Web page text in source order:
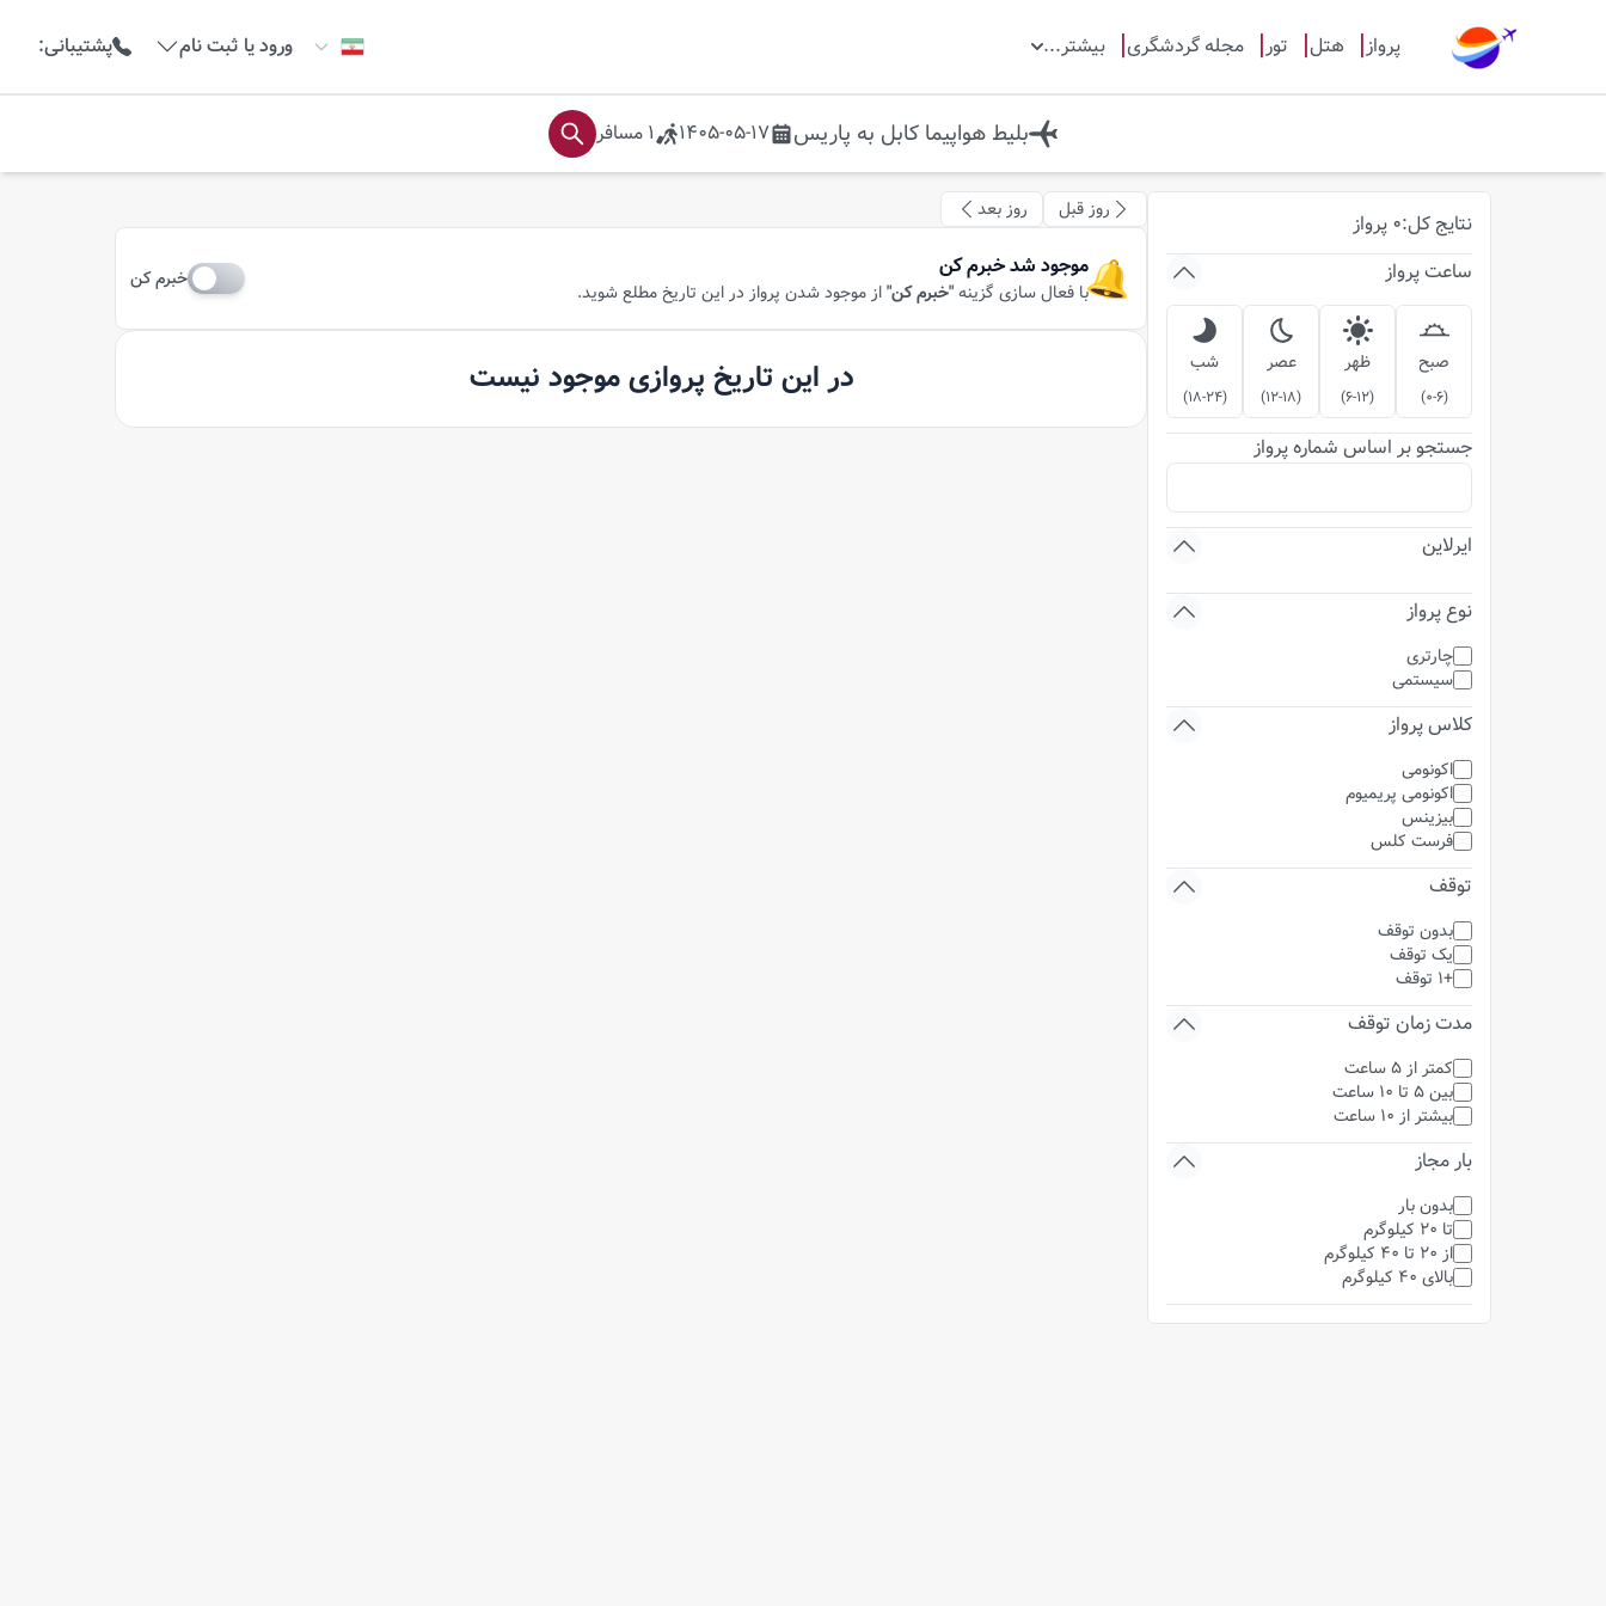
پرواز هتل تور مجله گردشگری بیشتر... ورود یا ثبت نام پشتیبانی:
بلیط هواپیما کابل به پاریس 1405-05-17
1 مسافر
نتایج کل:
0 پرواز
ساعت پرواز
صبح
(
0-6
)
ظهر
(
6-12
)
عصر
(
12-18
)
شب
(
18-24
)
جستجو بر اساس شماره پرواز
ایرلاین
نوع پرواز
چارتری
سیستمی
کلاس پرواز
اکونومی
اکونومی پریمیوم
بیزینس
فرست کلس
توقف
بدون توقف
یک توقف
+1 توقف
مدت زمان توقف
کمتر از 5 ساعت
بین 5 تا 10 ساعت
بیشتر از 10 ساعت
بار مجاز
بدون بار
تا 20 کیلوگرم
از 20 تا 40 کیلوگرم
بالای 40 کیلوگرم
روز قبل روز بعد
موجود شد خبرم کن
با فعال سازی گزینه"خبرم کن"از موجود شدن پرواز در این تاریخ مطلع شوید.
خبرم کن
در این تاریخ پروازی موجود نیست